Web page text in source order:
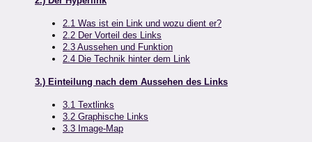
2.1 Was ist ein Link und wozu dient er?
2.2 Der Vorteil des Links
2.3 Aussehen und Funktion
2.4 Die Technik hinter dem Link
3.) Einteilung nach dem Aussehen des Links
3.1 Textlinks
3.2 Graphische Links
3.3 Image-Map